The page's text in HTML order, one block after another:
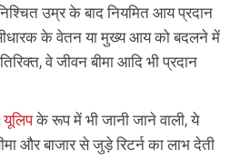
उम्र के बाद नियमित आय प्रदान
के वेतन या मुख्य आय को बदलने में
वे जीवन बीमा आदि भी प्रदान
यूलिपके रूप में भी जानी जाने वाली, ये
और बाजार से जुड़े रिटर्न का लाभ देती